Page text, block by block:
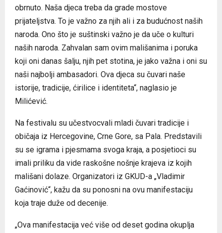
obrnuto. Naša djeca treba da grade mostove
prijateljstva. To je važno za njih ali i za budućnost naših
naroda. Ono što je suštinski važno je da uče o kulturi
naših naroda. Zahvalan sam ovim mališanima i poruka
koji oni danas šalju, njih pet stotina, je jako važna i oni su
naši najbolji ambasadori. Ova djeca su čuvari naše
istorije, tradicije, ćirilice i identiteta“, naglasio je
Milićević.
Na festivalu su učestvocvali mladi čuvari tradicije i
običaja iz Hercegovine, Crne Gore, sa Pala. Predstavili
su se igrama i pjesmama svoga kraja, a posjetioci su
imali priliku da vide raskošne nošnje krajeva iz kojih
mališani dolaze. Organizatori iz GKUD-a „Vladimir
Gaćinović“, kažu da su ponosni na ovu manifestaciju
koja traje duže od decenije.
„Ova manifestacija već više od deset godina okuplja